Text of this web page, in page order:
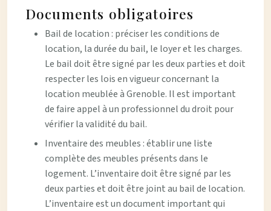
Documents obligatoires
Bail de location : préciser les conditions de
location, la durée du bail, le loyer et les charges.
Le bail doit être signé par les deux parties et doit
respecter les lois en vigueur concernant la
location meublée à Grenoble. Il est important
de faire appel à un professionnel du droit pour
vérifier la validité du bail.
Inventaire des meubles : établir une liste
complète des meubles présents dans le
logement. L’inventaire doit être signé par les
deux parties et doit être joint au bail de location.
L’inventaire est un document important qui